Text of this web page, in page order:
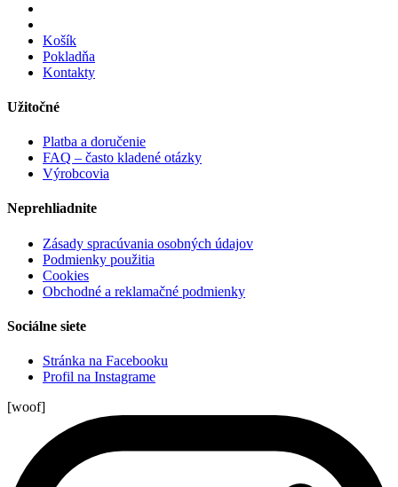
Košík
Pokladňa
Kontakty
Užitočné
Platba a doručenie
FAQ – často kladené otázky
Výrobcovia
Neprehliadnite
Zásady spracúvania osobných údajov
Podmienky použitia
Cookies
Obchodné a reklamačné podmienky
Sociálne siete
Stránka na Facebooku
Profil na Instagrame
[woof]